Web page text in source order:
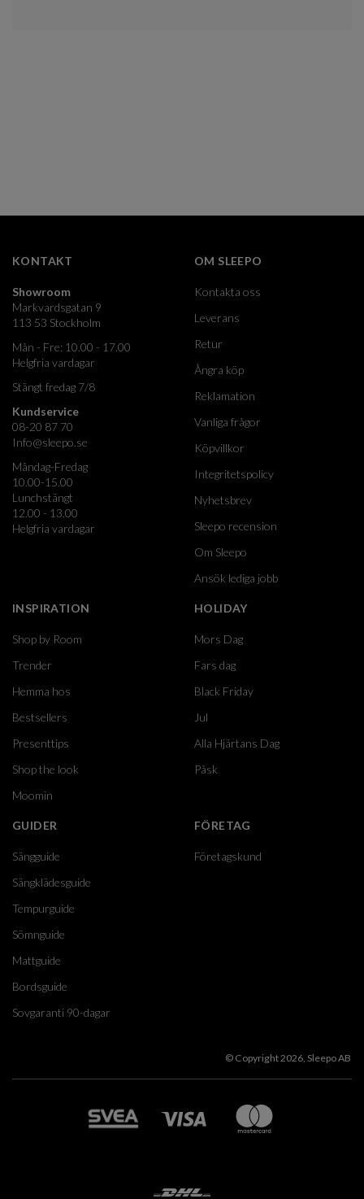
KONTAKT
Showroom
Markvardsgatan 9
113 53 Stockholm
Mån - Fre: 10.00 - 17.00
Helgfria vardagar
Stängt fredag 7/8
Kundservice
08-20 87 70
Info@sleepo.se
Måndag-Fredag
10.00-15.00
Lunchstängt
12.00 - 13.00
Helgfria vardagar
OM SLEEPO
Kontakta oss
Leverans
Retur
Ångra köp
Reklamation
Vanliga frågor
Köpvillkor
Integritetspolicy
Nyhetsbrev
Sleepo recension
Om Sleepo
Ansök lediga jobb
INSPIRATION
Shop by Room
Trender
Hemma hos
Bestsellers
Presenttips
Shop the look
Moomin
HOLIDAY
Mors Dag
Fars dag
Black Friday
Jul
Alla Hjärtans Dag
Påsk
GUIDER
Sängguide
Sängklädesguide
Tempurguide
Sömnguide
Mattguide
Bordsguide
Sovgaranti 90-dagar
FÖRETAG
Företagskund
© Copyright 2026, Sleepo AB